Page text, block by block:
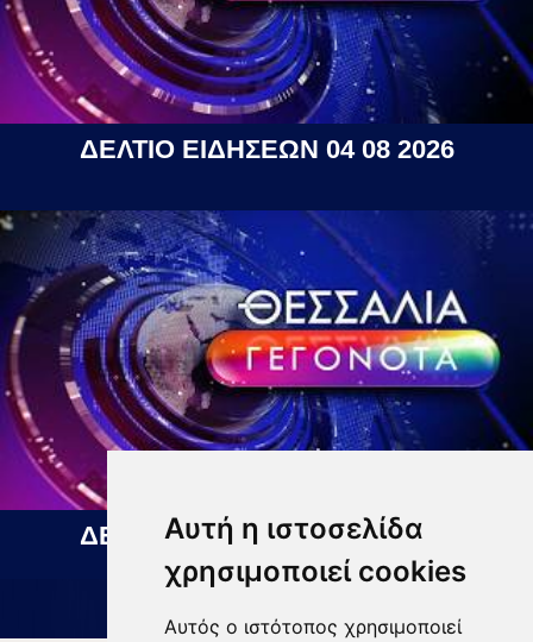
Αυτή η ιστοσελίδα
χρησιμοποιεί cookies
Αυτός ο ιστότοπος χρησιμοποιεί
ΔΕΛΤΙΟ ΕΙΔΗΣΕΩΝ 04 08 2026
ΔΕΛΤΙΟ ΕΙΔΗΣΕΩΝ 05 08 2026